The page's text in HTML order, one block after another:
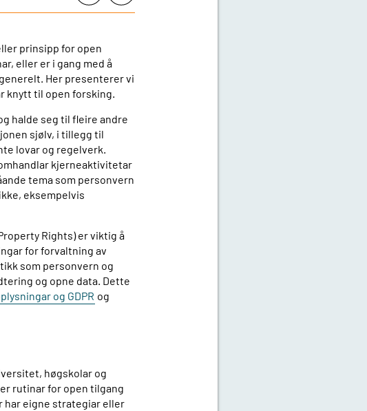
prinsipp for open
eller er i gang med å
Her presenterer vi
knytt til open forsking.
halde seg til fleire andre
sjølv, i tillegg til
lovar og regelverk.
kjerneaktivitetar
tema som personvern
eksempelvis
Rights) er viktig å
for forvaltning av
som personvern og
og opne data. Dette
og GDPR og
høgskolar og
rutinar for open tilgang
har eigne strategiar eller